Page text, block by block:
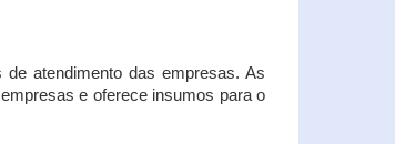
atendimento das empresas. As
e oferece insumos para o